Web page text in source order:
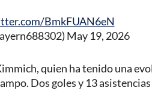
BmkFUAN6eN
May 19, 2026
quien ha tenido una
Dos goles y 13